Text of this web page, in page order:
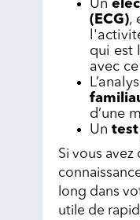
Un
(ECG),
qui est
avec
d’une
Un
Si vous avez
long dans
utile de